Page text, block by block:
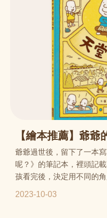
【繪本推薦】爺爺
爺爺過世後，留下了一本
呢？》的筆記本，裡頭記
孩看完後，決定用不同的
2023-10-03